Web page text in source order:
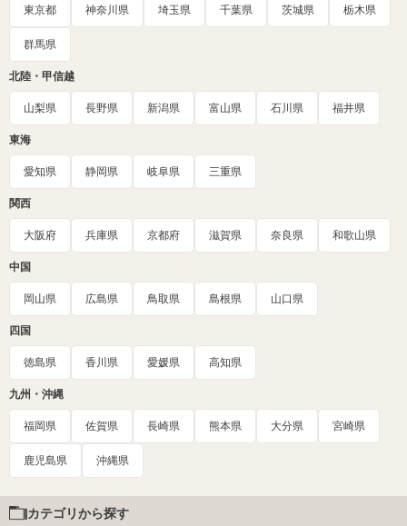
東京都 神奈川県 埼玉県 千葉県 茨城県 栃木県
群馬県
北陸・甲信越
山梨県 長野県 新潟県 富山県 石川県 福井県
東海
愛知県 静岡県 岐阜県 三重県
関西
大阪府 兵庫県 京都府 滋賀県 奈良県 和歌山県
中国
岡山県 広島県 鳥取県 島根県 山口県
四国
徳島県 香川県 愛媛県 高知県
九州・沖縄
福岡県 佐賀県 長崎県 熊本県 大分県 宮崎県
鹿児島県 沖縄県
カテゴリから探す